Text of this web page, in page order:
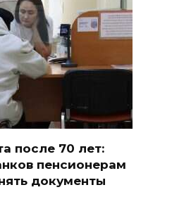
после 70 лет:
пенсионерам
документы